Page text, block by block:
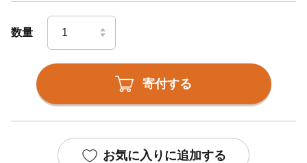
数量
寄付する
お気に入りに追加する